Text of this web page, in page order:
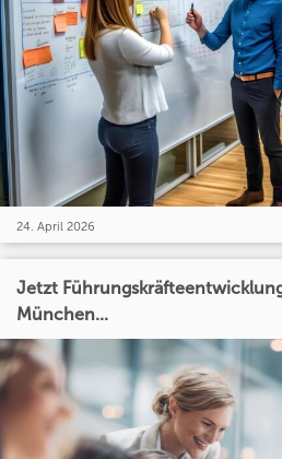
24. April 2026
Jetzt
München...